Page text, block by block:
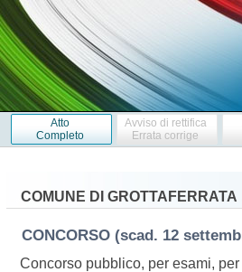
Atto
Completo
Avviso di rettifica
Errata corrige
COMUNE DI GROTTAFERRATA
CONCORSO (scad. 12
Concorso pubblico, per esami,